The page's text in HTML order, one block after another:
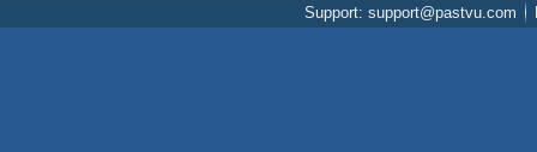
Support: support@pastvu.com